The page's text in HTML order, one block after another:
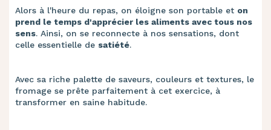
Alors à l'heure du repas, on éloigne son portable et on
prend le temps d'apprécier les aliments avec tous nos
sens. Ainsi, on se reconnecte à nos sensations, dont
celle essentielle de satiété.
Avec sa riche palette de saveurs, couleurs et textures, le
fromage se prête parfaitement à cet exercice, à
transformer en saine habitude.